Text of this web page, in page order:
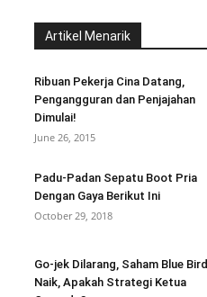
Artikel Menarik
Ribuan Pekerja Cina Datang,
Pengangguran dan Penjajahan
Dimulai!
June 26, 2015
Padu-Padan Sepatu Boot Pria
Dengan Gaya Berikut Ini
October 29, 2018
Go-jek Dilarang, Saham Blue Bird
Naik, Apakah Strategi Ketua